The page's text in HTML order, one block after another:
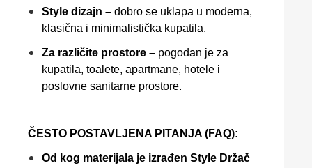
Style dizajn – dobro se uklapa u moderna,
klasična i minimalistička kupatila.
Za različite prostore – pogodan je za
kupatila, toalete, apartmane, hotele i
poslovne sanitarne prostore.
ČESTO POSTAVLJENA PITANJA (FAQ):
Od kog materijala je izrađen Style Držač